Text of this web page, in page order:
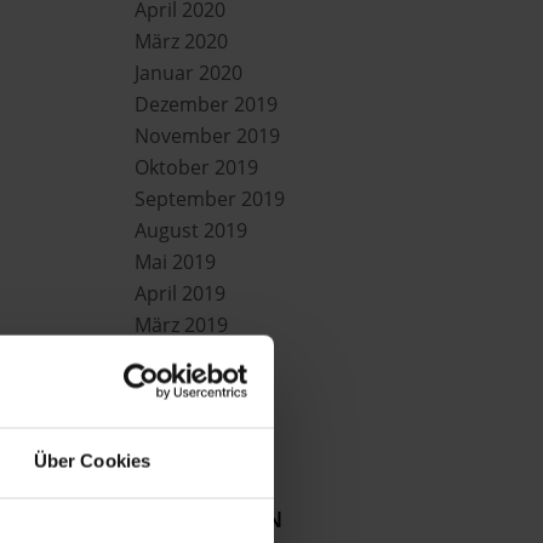
Über Cookies
April 2020
März 2020
Januar 2020
Dezember 2019
November 2019
Oktober 2019
September 2019
August 2019
Mai 2019
April 2019
März 2019
Februar 2019
Mai 2018
KATEGORIEN